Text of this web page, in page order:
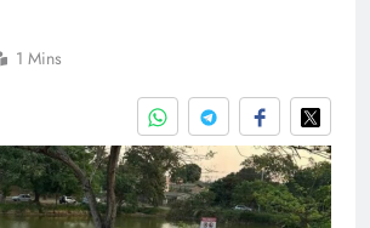
1 Mins